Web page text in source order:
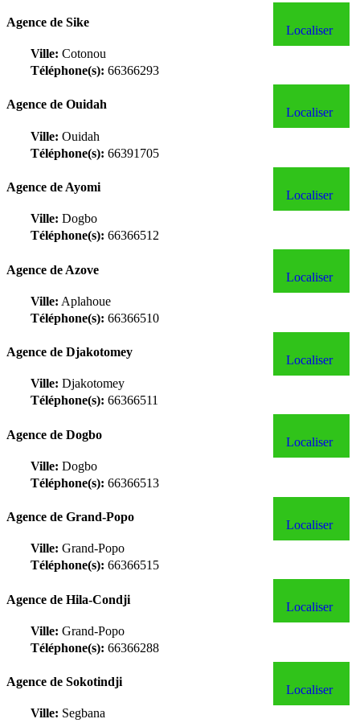
Agence de Sike
Ville: Cotonou
Téléphone(s): 66366293
Localiser
Agence de Ouidah
Ville: Ouidah
Téléphone(s): 66391705
Localiser
Agence de Ayomi
Ville: Dogbo
Téléphone(s): 66366512
Localiser
Agence de Azove
Ville: Aplahoue
Téléphone(s): 66366510
Localiser
Agence de Djakotomey
Ville: Djakotomey
Téléphone(s): 66366511
Localiser
Agence de Dogbo
Ville: Dogbo
Téléphone(s): 66366513
Localiser
Agence de Grand-Popo
Ville: Grand-Popo
Téléphone(s): 66366515
Localiser
Agence de Hila-Condji
Ville: Grand-Popo
Téléphone(s): 66366288
Localiser
Agence de Sokotindji
Ville: Segbana
Localiser